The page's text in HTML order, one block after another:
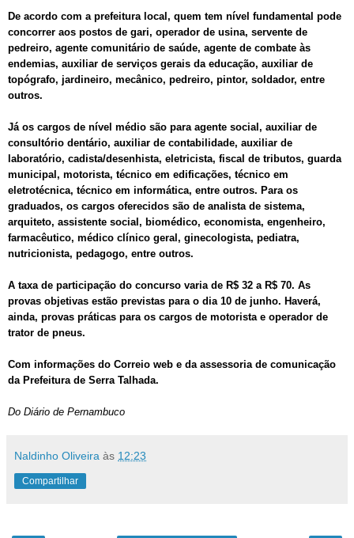
De acordo com a prefeitura local, quem tem nível fundamental pode
concorrer aos postos de gari, operador de usina, servente de
pedreiro, agente comunitário de saúde, agente de combate às
endemias, auxiliar de serviços gerais da educação, auxiliar de
topógrafo, jardineiro, mecânico, pedreiro, pintor, soldador, entre
outros.
Já os cargos de nível médio são para agente social, auxiliar de
consultório dentário, auxiliar de contabilidade, auxiliar de
laboratório, cadista/desenhista, eletricista, fiscal de tributos, guarda
municipal, motorista, técnico em edificações, técnico em
eletrotécnica, técnico em informática, entre outros. Para os
graduados, os cargos oferecidos são de analista de sistema,
arquiteto, assistente social, biomédico, economista, engenheiro,
farmacêutico, médico clínico geral, ginecologista, pediatra,
nutricionista, pedagogo, entre outros.
A taxa de participação do concurso varia de R$ 32 a R$ 70. As
provas objetivas estão previstas para o dia 10 de junho. Haverá,
ainda, provas práticas para os cargos de motorista e operador de
trator de pneus.
Com informações do Correio web e da assessoria de comunicação
da Prefeitura de Serra Talhada.
Do Diário de Pernambuco
Naldinho Oliveira às 12:23
Compartilhar